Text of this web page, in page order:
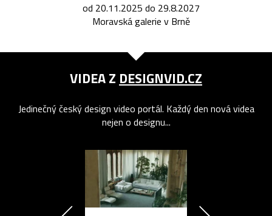
od 20.11.2025 do 29.8.2027
Moravská galerie v Brně
VIDEA Z DESIGNVID.CZ
Jedinečný český design video portál. Každý den nová videa
nejen o designu...